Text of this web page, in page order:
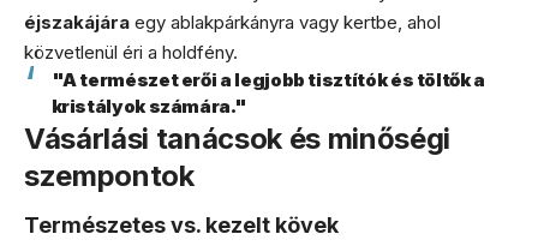
éjszakájára egy ablakpárkányra vagy kertbe, ahol
közvetlenül éri a holdfény.
"A természet erői a legjobb tisztítók és töltők a
kristályok számára."
Vásárlási tanácsok és minőségi
szempontok
Természetes vs. kezelt kövek